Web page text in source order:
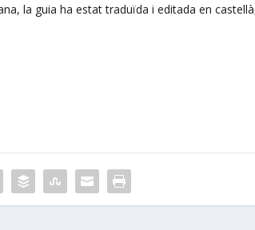
la guia ha estat traduïda i editada en